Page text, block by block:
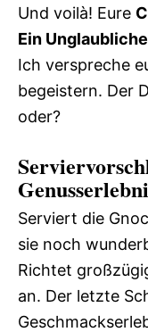
Und voilà! Eure
Ein
Ich verspreche
begeistern. Der
oder?
Serviert die
sie noch
Richtet
an. Der letzte